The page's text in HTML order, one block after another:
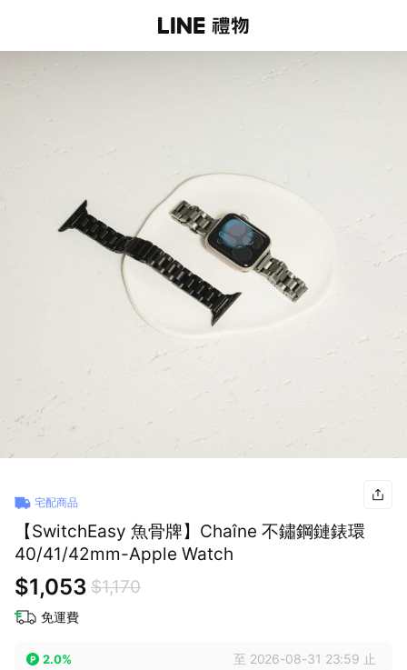
宅配商品
【SwitchEasy 魚骨牌】Chaîne 不鏽鋼鏈錶環
40/41/42mm-Apple Watch
$1,053 $1,170
免運費
2.0% 至 2026-08-31 23:59 止